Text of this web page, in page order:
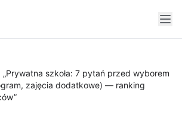
| „Prywatna szkoła: 7 pytań przed wyborem
zajęcia dodatkowe) — ranking